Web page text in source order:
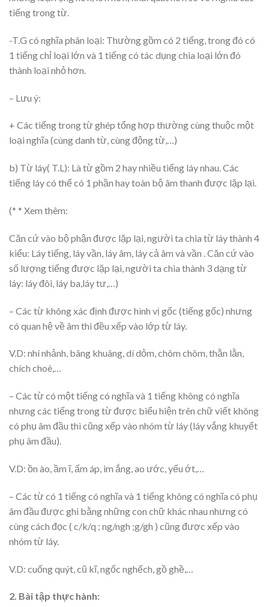
tiếng trong từ.
-T.G có nghĩa phân loại: Thường gồm có 2 tiếng, trong đó có
1 tiếng chỉ loại lớn và 1 tiếng có tác dụng chia loại lớn đó
thành loại nhỏ hơn.
– Lưu ý:
+ Các tiếng trong từ ghép tổng hợp thường cùng thuộc một
loại nghĩa (cùng danh từ, cùng động từ,…)
b) Từ láy( T.L): Là từ gồm 2 hay nhiều tiếng láy nhau. Các
tiếng láy có thể có 1 phần hay toàn bộ âm thanh được lặp lại.
(* * Xem thêm:
Căn cứ vào bộ phận được lặp lại, người ta chia từ láy thành 4
kiểu: Láy tiếng, láy vần, láy âm, láy cả âm và vần . Căn cứ vào
số lượng tiếng được lặp lại, người ta chia thành 3 dạng từ
láy: láy đôi, láy ba,láy tư,…)
– Các từ không xác định được hình vị gốc (tiếng gốc) nhưng
có quan hệ về âm thì đều xếp vào lớp từ láy.
V.D: nhí nhảnh, bâng khuâng, dí dỏm, chôm chôm, thằn lằn,
chích choè,…
– Các từ có một tiếng có nghĩa và 1 tiếng không có nghĩa
nhưng các tiếng trong từ được biểu hiện trên chữ viết không
có phụ âm đầu thì cũng xếp vào nhóm từ láy (láy vắng khuyết
phụ âm đầu).
V.D: ồn ào, ầm ĩ, ấm áp, im ắng, ao ước, yếu ớt,…
– Các từ có 1 tiếng có nghĩa và 1 tiếng không có nghĩa có phụ
âm đầu được ghi bằng những con chữ khác nhau nhưng có
cùng cách đọc ( c/k/q ; ng/ngh ;g/gh ) cũng được xếp vào
nhóm từ láy.
V.D: cuống quýt, cũ kĩ, ngốc nghếch, gồ ghề,…
2. Bài tập thực hành: